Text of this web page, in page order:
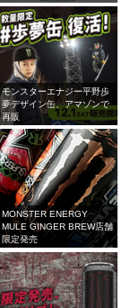
モンスターエナジー平野歩
夢デザイン缶、アマゾンで
再販
MONSTER ENERGY
MULE GINGER BREW店舗
限定発売